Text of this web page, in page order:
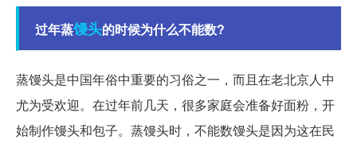
过年蒸馒头的时候为什么不能数?
蒸馒头是中国年俗中重要的习俗之一，而且在老北京人中
尤为受欢迎。在过年前几天，很多家庭会准备好面粉，开
始制作馒头和包子。蒸馒头时，不能数馒头是因为这在民